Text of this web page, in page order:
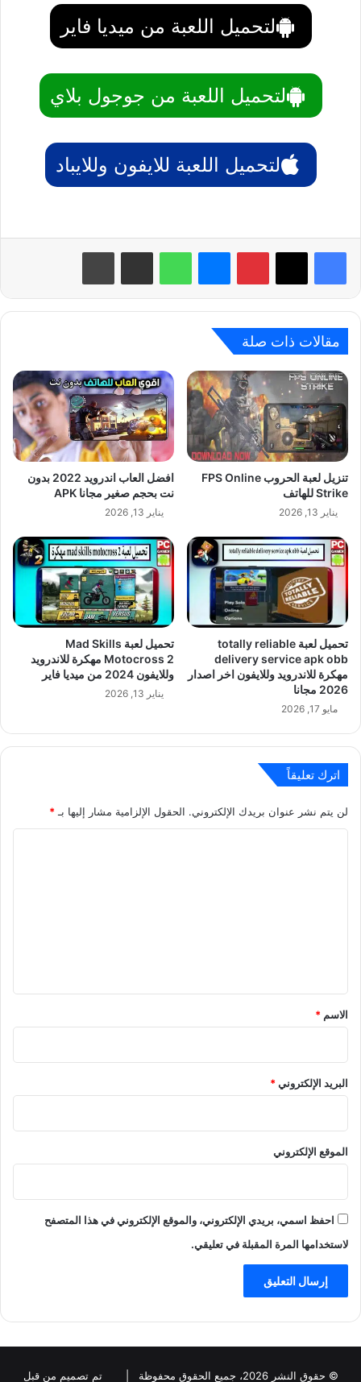
لتحميل اللعبة من ميديا فاير
لتحميل اللعبة من جوجول بلاي
لتحميل اللعبة للايفون وللايباد
بينتيريست واتساب
مقالات ذات صلة
تنزيل لعبة الحروب FPS Online
Strike للهاتف
يناير 13, 2026
افضل العاب اندرويد 2022 بدون
نت بحجم صغير مجانا APK
يناير 13, 2026
تحميل لعبة totally reliable
delivery service apk obb
مهكرة للاندرويد وللايفون اخر اصدار
2026 مجانا
مايو 17, 2026
تحميل لعبة Mad Skills
Motocross 2 مهكرة للاندرويد
وللايفون 2024 من ميديا فاير
يناير 13, 2026
اترك تعليقاً
لن يتم نشر عنوان بريدك الإلكتروني. الحقول الإلزامية مشار إليها بـ *
*
الاسم *
البريد الإلكتروني*
الموقع الإلكتروني
احفظ اسمي، بريدي الإلكتروني، والموقع الإلكتروني في هذا المتصفح
لاستخدامها المرة المقبلة في تعليقي.
© حقوق النشر 2026، جميع الحقوق محفوظة | تم تصميم من قبل